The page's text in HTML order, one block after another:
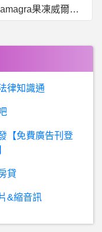
人npc 工作室嗎
打
的醬哪個好吃
屋兩房格局請益
此版還活著？
印度kamagra果凍威爾剛用於治療男性勃起功能障礙
律知識通
【免費廣告刊登
貸
&縮音訊